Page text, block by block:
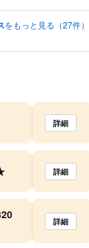
をもっと見る（27件）
詳細
詳細
詳細